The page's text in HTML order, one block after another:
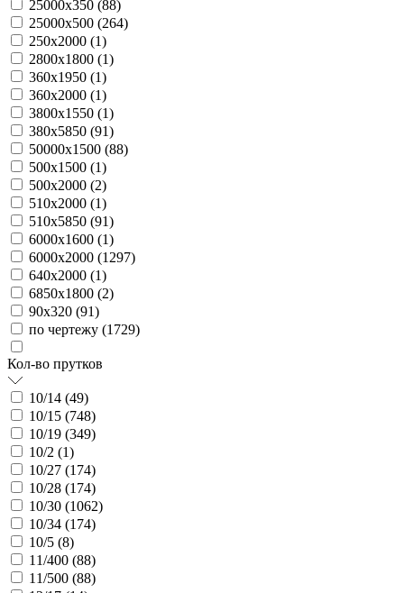
25000х350 (88)
25000х500 (264)
250х2000 (1)
2800х1800 (1)
360х1950 (1)
360х2000 (1)
3800х1550 (1)
380х5850 (91)
50000х1500 (88)
500х1500 (1)
500х2000 (2)
510х2000 (1)
510х5850 (91)
6000х1600 (1)
6000х2000 (1297)
640х2000 (1)
6850х1800 (2)
90х320 (91)
по чертежу (1729)
Кол-во прутков
10/14 (49)
10/15 (748)
10/19 (349)
10/2 (1)
10/27 (174)
10/28 (174)
10/30 (1062)
10/34 (174)
10/5 (8)
11/400 (88)
11/500 (88)